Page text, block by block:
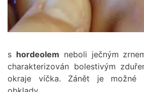
s hordeolem neboli ječným
charakterizován bolestivým
okraje víčka. Zánět je možné